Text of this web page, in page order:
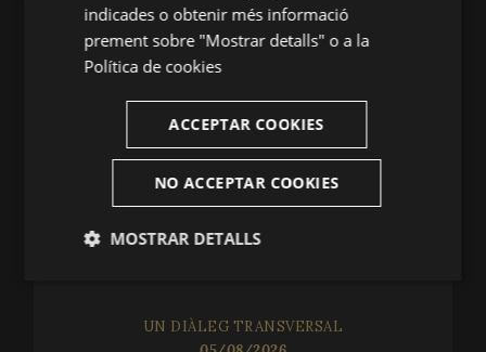
902 374 737
taquilla@grupperalada.com
NOVETATS
UN SEGLE MAGISTRAL
UN DIÀLEG TRANSVERSAL
indicades o obtenir més informació
prement sobre "Mostrar detalls" o a la
Política de cookies
ACCEPTAR COOKIES
NO ACCEPTAR COOKIES
MOSTRAR DETALLS